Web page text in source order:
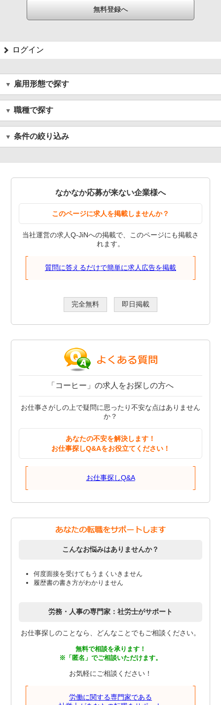
ログイン
雇用形態で探す
職種で探す
条件の絞り込み
なかなか応募が来ない企業様へ
このページに求人を掲載しませんか？
当社運営の求人Q-JiNへの掲載で、このページにも掲載さ
れます。
質問に答えるだけで簡単に求人広告を掲載
完全無料 即日掲載
「コーヒー」の求人をお探しの方へ
お仕事さがしの上で疑問に思ったり不安な点はありません
か？
あなたの不安を解決します！
お仕事探しQ&Aをお役立てください！
お仕事探しQ&A
こんなお悩みはありませんか？
何度面接を受けてもうまくいきません
履歴書の書き方がわかりません
労務・人事の専門家：社労士がサポート
お仕事探しのことなら、どんなことでもご相談ください。
無料で相談を承ります！
※「匿名」でご相談いただけます。
お気軽にご相談ください！
労働に関する専門家である